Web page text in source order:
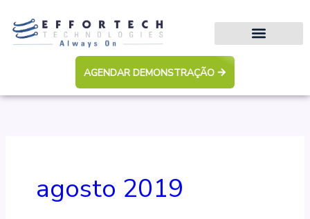
para
AGENDAR DEMONSTRAÇÃO
agosto 2019